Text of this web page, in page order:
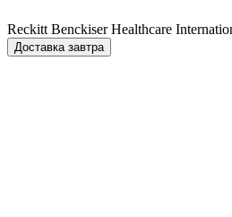
Reckitt Benckiser Healthcare
Доставка завтра